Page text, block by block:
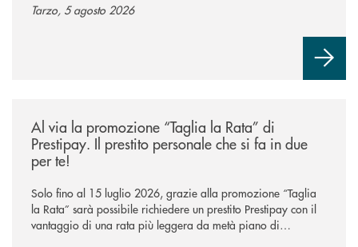
Tarzo, 5 agosto 2026
Al via la promozione “Taglia la Rata” di
Prestipay. Il prestito personale che si fa in due
per te!
Solo fino al 15 luglio 2026, grazie alla promozione “Taglia
la Rata” sarà possibile richiedere un prestito Prestipay con il
vantaggio di una rata più leggera da metà piano di